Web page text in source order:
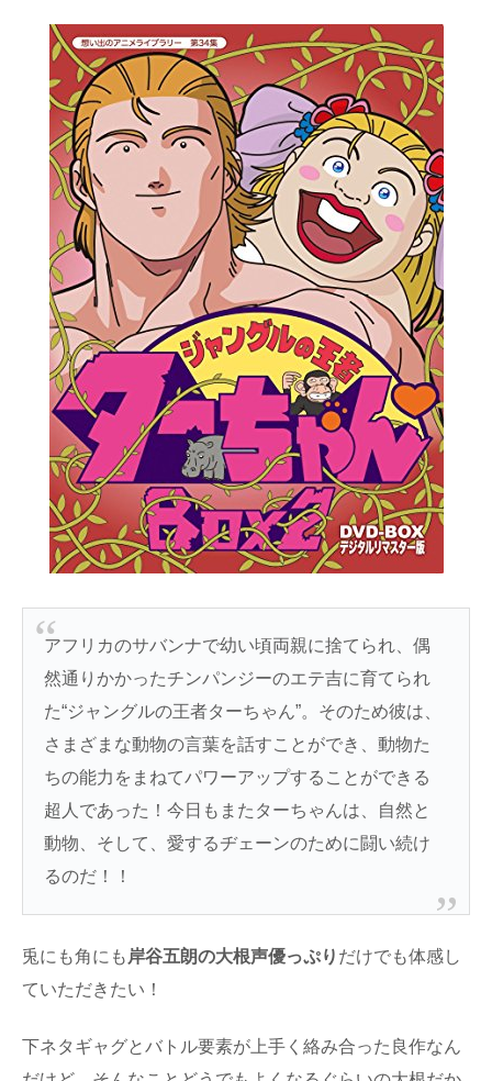
アフリカのサバンナで幼い頃両親に捨てられ、偶
然通りかかったチンパンジーのエテ吉に育てられ
た“ジャングルの王者ターちゃん”。そのため彼は、
さまざまな動物の言葉を話すことができ、動物た
ちの能力をまねてパワーアップすることができる
超人であった！今日もまたターちゃんは、自然と
動物、そして、愛するヂェーンのために闘い続け
るのだ！！
兎にも角にも 岸谷五朗の大根声優っぷり だけでも体感し
ていただきたい！
下ネタギャグとバトル要素が上手く絡み合った良作なん